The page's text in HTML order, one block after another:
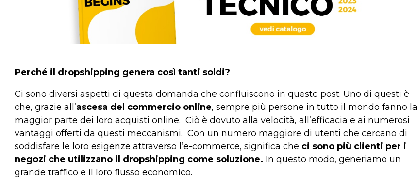
Perché il dropshipping genera così tanti soldi?
Ci sono diversi aspetti di questa domanda che confluiscono in questo post. Uno di questi è
che, grazie all’ascesa del commercio online, sempre più persone in tutto il mondo fanno la
maggior parte dei loro acquisti online. Ciò è dovuto alla velocità, all’efficacia e ai numerosi
vantaggi offerti da questi meccanismi. Con un numero maggiore di utenti che cercano di
soddisfare le loro esigenze attraverso l’e-commerce, significa che ci sono più clienti per i
negozi che utilizzano il dropshipping come soluzione. In questo modo, generiamo un
grande traffico e il loro flusso economico.